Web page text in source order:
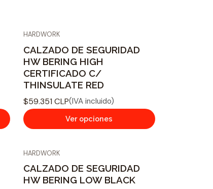
HARDWORK
CALZADO DE SEGURIDAD
HW BERING HIGH
CERTIFICADO C/
THINSULATE RED
$59.351 CLP(IVA incluido)
Ver opciones
HARDWORK
CALZADO DE SEGURIDAD
HW BERING LOW BLACK